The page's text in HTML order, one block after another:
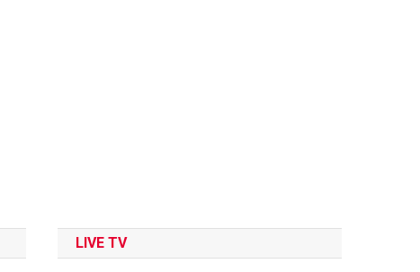
LIVE TV